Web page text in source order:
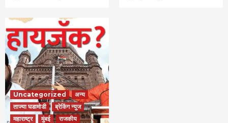
Uncategorized
अन्य
ताज्या घडामोडी
ब्रेकिंग न्युज
महाराष्ट्र
मुंबई राजकीय